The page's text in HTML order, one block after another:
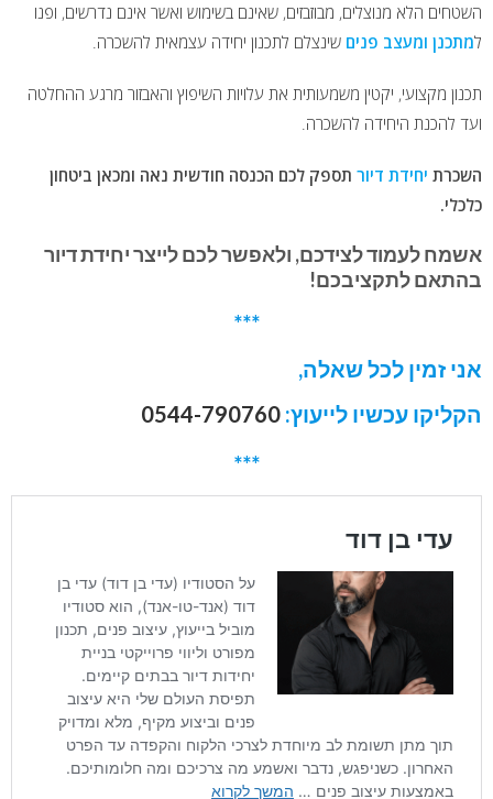
השטחים הלא מנוצלים, מבוזבזים, שאינם בשימוש ואשר אינם נדרשים, ופנו
למתכנן ומעצב פנים שינצלם לתכנון יחידה עצמאית להשכרה.
תכנון מקצועי, יקטין משמעותית את עלויות השיפוץ והאבזור מרגע ההחלטה
ועד להכנת היחידה להשכרה.
השכרת יחידת דיור תספק לכם הכנסה חודשית נאה ומכאן ביטחון
כלכלי.
אשמח לעמוד לצידכם, ולאפשר לכם לייצר יחידת דיור
בהתאם לתקציבכם!
***
אני זמין לכל שאלה,
הקליקו עכשיו לייעוץ: 0544-790760
***